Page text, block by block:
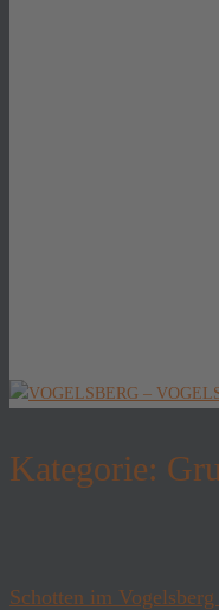
Kategorie:
Schotten im